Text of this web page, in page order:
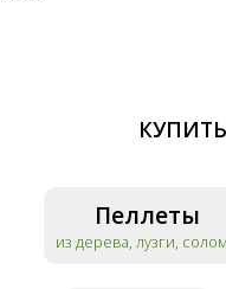
Пеллеты
из дерева, лузги,